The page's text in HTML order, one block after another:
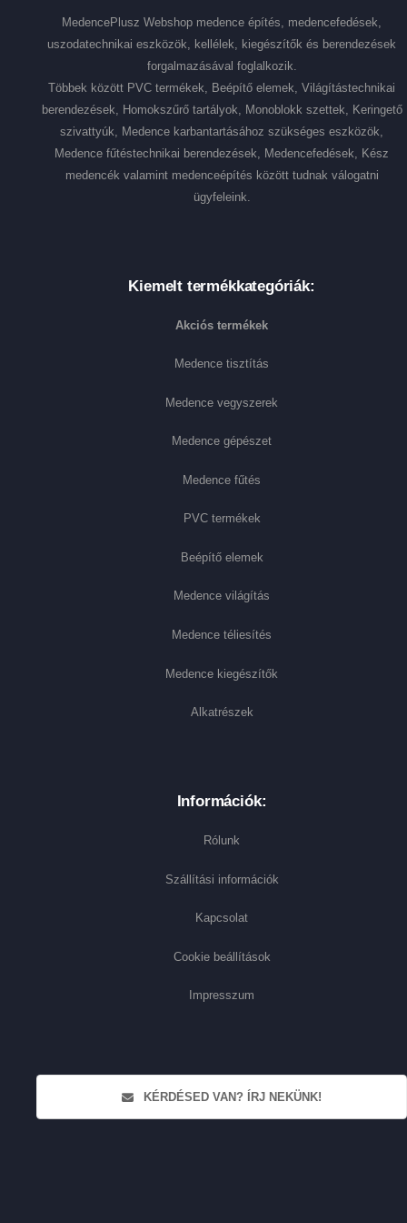
MedencePlusz Webshop medence építés, medencefedések,
uszodatechnikai eszközök, kellélek, kiegészítők és berendezések
forgalmazásával foglalkozik.
Többek között PVC termékek, Beépítő elemek, Világítástechnikai
berendezések, Homokszűrő tartályok, Monoblokk szettek, Keringető
szivattyúk, Medence karbantartásához szükséges eszközök,
Medence fűtéstechnikai berendezések, Medencefedések, Kész
medencék valamint medenceépítés között tudnak válogatni
ügyfeleink.
Kiemelt termékkategóriák:
Akciós termékek
Medence tisztítás
Medence vegyszerek
Medence gépészet
Medence fűtés
PVC termékek
Beépítő elemek
Medence világítás
Medence téliesítés
Medence kiegészítők
Alkatrészek
Információk:
Rólunk
Szállítási információk
Kapcsolat
Cookie beállítások
Impresszum
KÉRDÉSED VAN? ÍRJ NEKÜNK!